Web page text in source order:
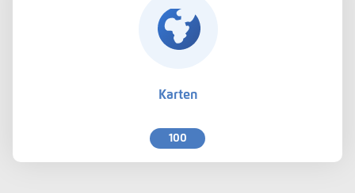
Karten
100